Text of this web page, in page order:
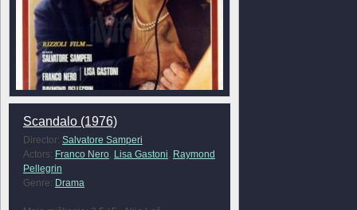
Scandalo (1976)
Director: Salvatore Samperi
Actors: Franco Nero, Lisa Gastoni, Raymond
Pellegrin
Genre: Drama